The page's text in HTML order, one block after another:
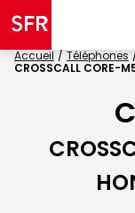
Accueil Téléphones
CROSSCALL CORE-